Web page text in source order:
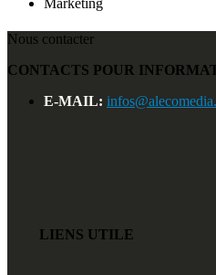
Nous contacter
CONTACTS POUR
E-MAIL:
LIENS UTILE